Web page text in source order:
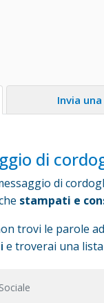
Invia
di
di
stampati e
trovi le parole
e troverai una